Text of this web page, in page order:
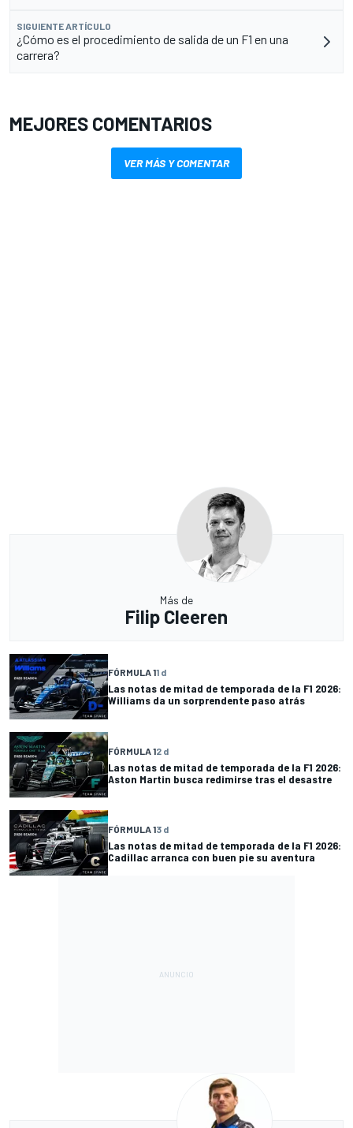
SIGUIENTE ARTÍCULO
¿Cómo es el procedimiento de salida de un F1 en una
carrera?
MEJORES COMENTARIOS
VER MÁS Y COMENTAR
Más de
Filip Cleeren
FÓRMULA 11 d
Las notas de mitad de temporada de la F1 2026:
Williams da un sorprendente paso atrás
FÓRMULA 12 d
Las notas de mitad de temporada de la F1 2026:
Aston Martin busca redimirse tras el desastre
FÓRMULA 13 d
Las notas de mitad de temporada de la F1 2026:
Cadillac arranca con buen pie su aventura